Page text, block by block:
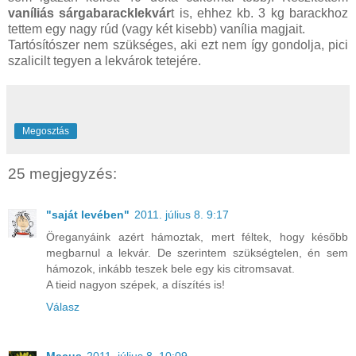
vaníliás sárgabaracklekvárt is, ehhez kb. 3 kg barackhoz
tettem egy nagy rúd (vagy két kisebb) vanília magjait.
Tartósítószer nem szükséges, aki ezt nem így gondolja, pici
szalicilt tegyen a lekvárok tetejére.
Megosztás
25 megjegyzés:
"saját levében" 2011. július 8. 9:17
Öreganyáink azért hámoztak, mert féltek, hogy később
megbarnul a lekvár. De szerintem szükségtelen, én sem
hámozok, inkább teszek bele egy kis citromsavat.
A tieid nagyon szépek, a díszítés is!
Válasz